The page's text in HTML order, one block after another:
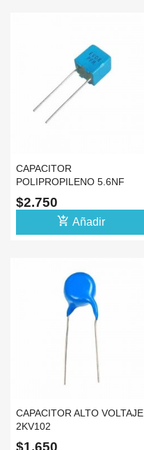
CAPACITOR
POLIPROPILENO 5.6NF
(562) 63V DE ALTA
PRESICIÓN
$2.750
add_shopping_cart Añadir
CAPACITOR ALTO VOLTAJE
2KV102
$1.650